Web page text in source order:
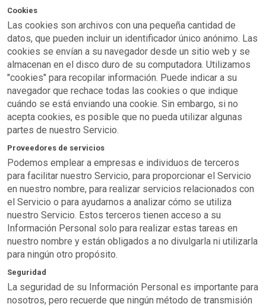
Cookies
Las cookies son archivos con una pequeña cantidad de
datos, que pueden incluir un identificador único anónimo. Las
cookies se envían a su navegador desde un sitio web y se
almacenan en el disco duro de su computadora. Utilizamos
"cookies" para recopilar información. Puede indicar a su
navegador que rechace todas las cookies o que indique
cuándo se está enviando una cookie. Sin embargo, si no
acepta cookies, es posible que no pueda utilizar algunas
partes de nuestro Servicio.
Proveedores de servicios
Podemos emplear a empresas e individuos de terceros
para facilitar nuestro Servicio, para proporcionar el Servicio
en nuestro nombre, para realizar servicios relacionados con
el Servicio o para ayudarnos a analizar cómo se utiliza
nuestro Servicio. Estos terceros tienen acceso a su
Información Personal solo para realizar estas tareas en
nuestro nombre y están obligados a no divulgarla ni utilizarla
para ningún otro propósito.
Seguridad
La seguridad de su Información Personal es importante para
nosotros, pero recuerde que ningún método de transmisión